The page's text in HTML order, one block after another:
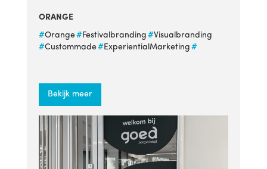
ORANGE
#Orange#Festivalbranding #Visualbranding
#Custommade#ExperientialMarketing #
Bekijk meer